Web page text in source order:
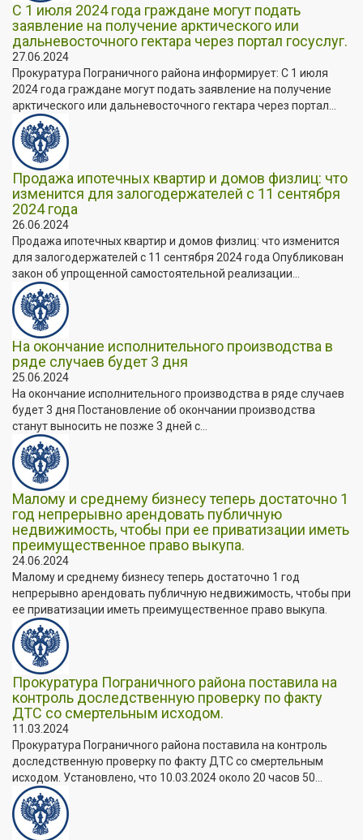
С 1 июля 2024 года граждане могут подать
заявление на получение арктического или
дальневосточного гектара через портал госуслуг.
27.06.2024
Прокуратура Пограничного района информирует: С 1 июля
2024 года граждане могут подать заявление на получение
арктического или дальневосточного гектара через портал...
Продажа ипотечных квартир и домов физлиц: что
изменится для залогодержателей с 11 сентября
2024 года
26.06.2024
Продажа ипотечных квартир и домов физлиц: что изменится
для залогодержателей с 11 сентября 2024 года Опубликован
закон об упрощенной самостоятельной реализации...
На окончание исполнительного производства в
ряде случаев будет 3 дня
25.06.2024
На окончание исполнительного производства в ряде случаев
будет 3 дня Постановление об окончании производства
станут выносить не позже 3 дней с...
Малому и среднему бизнесу теперь достаточно 1
год непрерывно арендовать публичную
недвижимость, чтобы при ее приватизации иметь
преимущественное право выкупа.
24.06.2024
Малому и среднему бизнесу теперь достаточно 1 год
непрерывно арендовать публичную недвижимость, чтобы при
ее приватизации иметь преимущественное право выкупа.
Прокуратура Пограничного района поставила на
контроль доследственную проверку по факту
ДТС со смертельным исходом.
11.03.2024
Прокуратура Пограничного района поставила на контроль
доследственную проверку по факту ДТС со смертельным
исходом. Установлено, что 10.03.2024 около 20 часов 50...